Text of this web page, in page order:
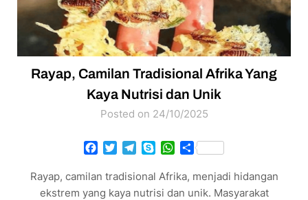
Rayap, Camilan Tradisional Afrika Yang
Kaya Nutrisi dan Unik
Posted on 24/10/2025
Facebook
TwitterTelegram
SkypeWhatsApp
Share
Rayap, camilan tradisional Afrika, menjadi hidangan
ekstrem yang kaya nutrisi dan unik. Masyarakat